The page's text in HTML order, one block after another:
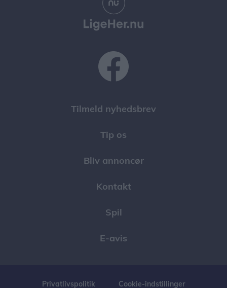
Tilmeld nyhedsbrev
Tip os
Bliv annoncør
Kontakt
Spil
E-avis
Privatlivspolitik Cookie-indstillinger